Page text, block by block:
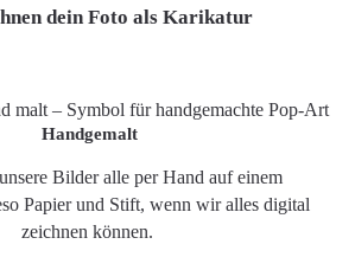
dein Foto als Karikatur
Handgemalt
Bilder alle per Hand auf einem
Papier und Stift, wenn wir alles digital
zeichnen können.